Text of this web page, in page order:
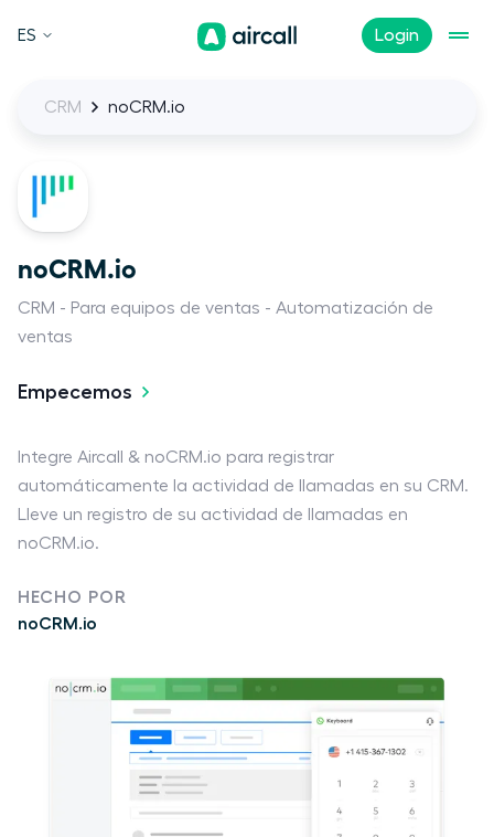
Login
ES
CRM noCRM.io
noCRM.io
CRM Para equipos de ventas
Automatización de
ventas
Empecemos
Integre Aircall & noCRM.io para registrar
automáticamente la actividad de llamadas en su CRM.
Lleve un registro de su actividad de llamadas en
noCRM.io.
HECHO POR
noCRM.io